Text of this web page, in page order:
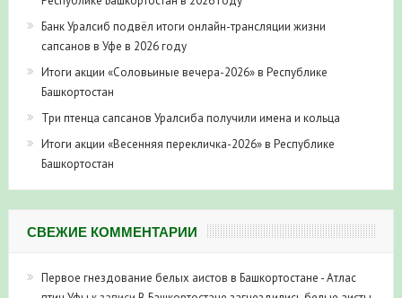
Банк Уралсиб подвёл итоги онлайн-трансляции жизни
сапсанов в Уфе в 2026 году
Итоги акции «Соловьиные вечера-2026» в Республике
Башкортостан
Три птенца сапсанов Уралсиба получили имена и кольца
Итоги акции «Весенняя перекличка-2026» в Республике
Башкортостан
СВЕЖИЕ КОММЕНТАРИИ
Первое гнездование белых аистов в Башкортостане - Атлас